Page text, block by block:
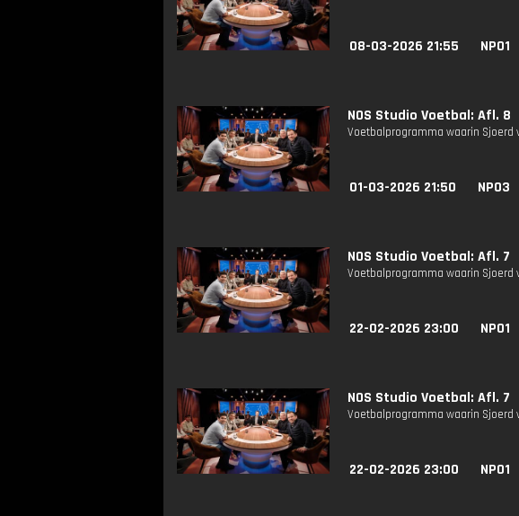
08-03-2026 21:55 NPO1
NOS Studio Voetbal: Afl. 8
Voetbalprogramma waarin
01-03-2026 21:50 NPO3
NOS Studio Voetbal: Afl. 7
Voetbalprogramma waarin
22-02-2026 23:00 NPO1
NOS Studio Voetbal: Afl. 7
Voetbalprogramma waarin
22-02-2026 23:00 NPO1